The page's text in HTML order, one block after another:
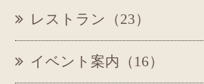
レストラン（23）
イベント案内（16）